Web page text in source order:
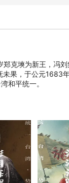
克塽为新王，冯
果，于公元1683
和平统一。